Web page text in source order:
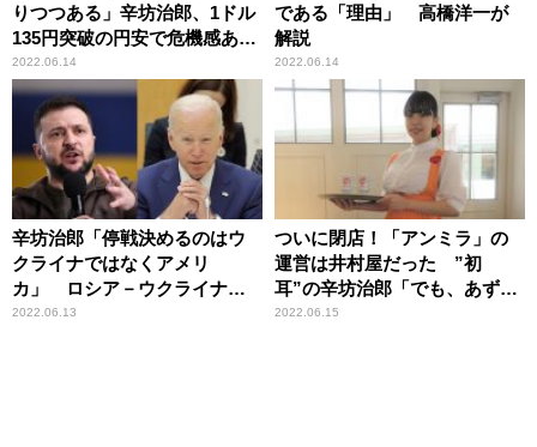
りつつある」辛坊治郎、1ドル
135円突破の円安で危機感あら
わ
2022.06.14
である「理由」 高橋洋一が
解説
2022.06.14
辛坊治郎「停戦決めるのはウ
クライナではなくアメリ
カ」 ロシア－ウクライナ停
戦交渉の行方を展望
2022.06.13
ついに閉店！「アンミラ」の
運営は井村屋だった ”初
耳”の辛坊治郎「でも、あずき
バー売ってないよ？」
2022.06.15